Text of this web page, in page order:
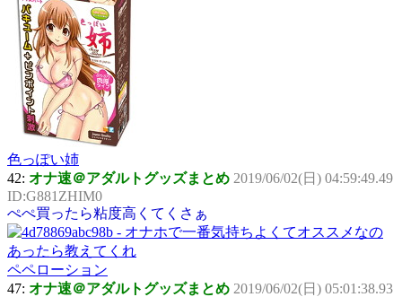
色っぽい姉
42: オナ速＠アダルトグッズまとめ 2019/06/02(日) 04:59:49.49
ID:G881ZHIM0
ぺぺ買ったら粘度高くてくさぁ
ペペローション
47: オナ速＠アダルトグッズまとめ 2019/06/02(日) 05:01:38.93